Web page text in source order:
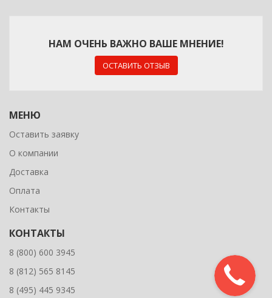
НАМ ОЧЕНЬ ВАЖНО ВАШЕ МНЕНИЕ!
ОСТАВИТЬ ОТЗЫВ
МЕНЮ
Оставить заявку
О компании
Доставка
Оплата
Контакты
КОНТАКТЫ
8 (800) 600 3945
8 (812) 565 8145
8 (495) 445 9345